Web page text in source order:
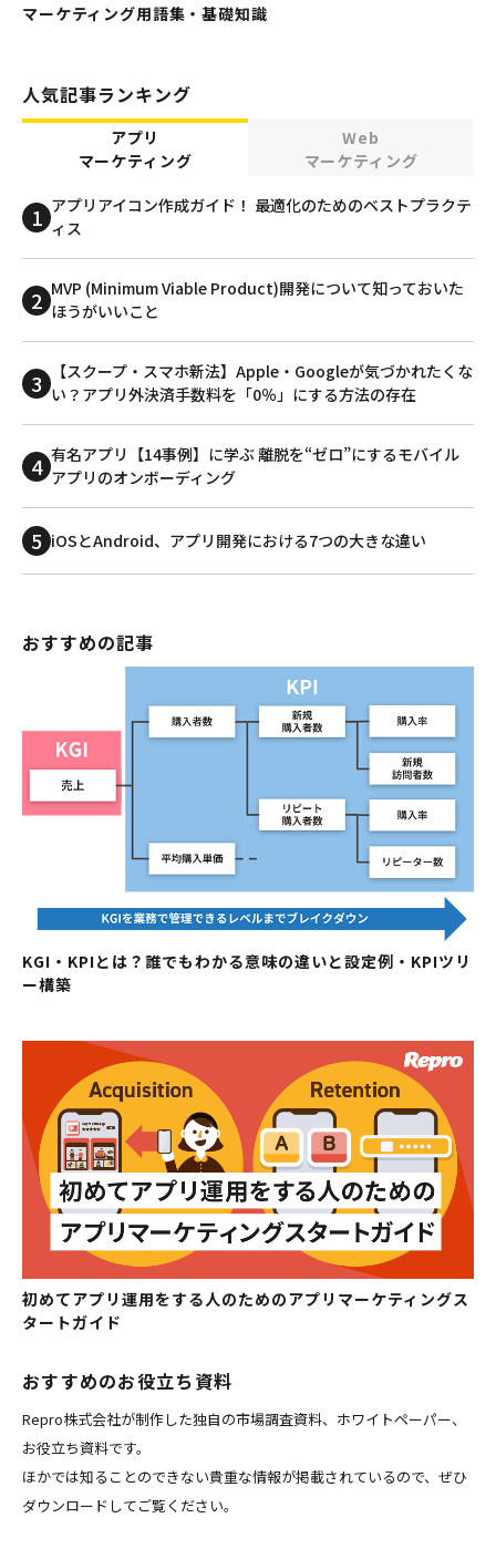
マーケティング用語集・基礎知識
人気記事ランキング
アプリ
マーケティング
Web
マーケティング
アプリアイコン作成ガイド！ 最適化のためのベストプラクテ
ィス
MVP (Minimum Viable Product)開発について知っておいた
ほうがいいこと
【スクープ・スマホ新法】Apple・Googleが気づかれたくな
い？アプリ外決済手数料を「0％」にする方法の存在
有名アプリ【14事例】に学ぶ 離脱を“ゼロ”にするモバイル
アプリのオンボーディング
iOSとAndroid、アプリ開発における7つの大きな違い
おすすめの記事
KGI・KPIとは？誰でもわかる意味の違いと設定例・KPIツリ
ー構築
初めてアプリ運用をする人のためのアプリマーケティングス
タートガイド
おすすめのお役立ち資料
Repro株式会社が制作した独自の市場調査資料、ホワイトペーパー、
お役立ち資料です。
ほかでは知ることのできない貴重な情報が掲載されているので、ぜひ
ダウンロードしてご覧ください。